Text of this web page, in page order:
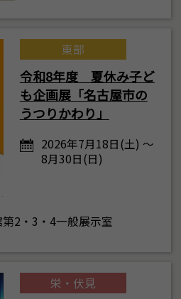
東部
令和8年度 夏休み子ど
も企画展「名古屋市の
うつりかわり」
2026年7月18日(土) ～
8月30日(日)
2・3・4一般展示室
栄・伏見